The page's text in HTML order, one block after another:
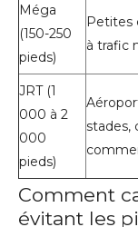
Méga
(150-250
pieds)
Petites
à trafic
JRT (1
000 à 2
000
pieds)
stades,
Comment
évitant les